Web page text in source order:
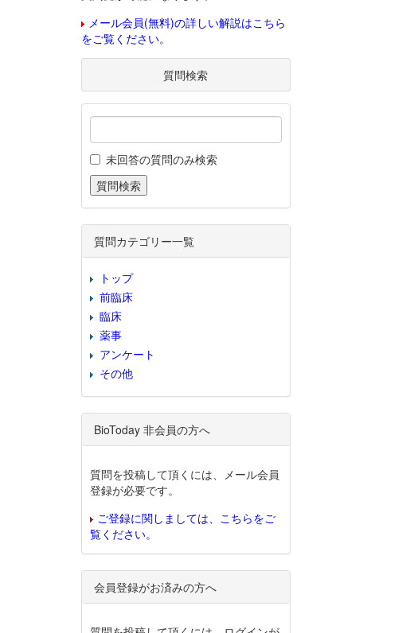
メール会員(無料)の詳しい解説はこちら
をご覧ください。
質問検索
未回答の質問のみ検索
質問カテゴリー一覧
トップ
前臨床
臨床
薬事
アンケート
その他
BioToday 非会員の方へ
質問を投稿して頂くには、メール会員
登録が必要です。
ご登録に関しましては、こちらをご
覧ください。
会員登録がお済みの方へ